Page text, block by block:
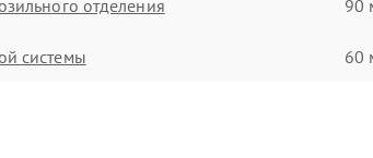
отделения 90
системы 60